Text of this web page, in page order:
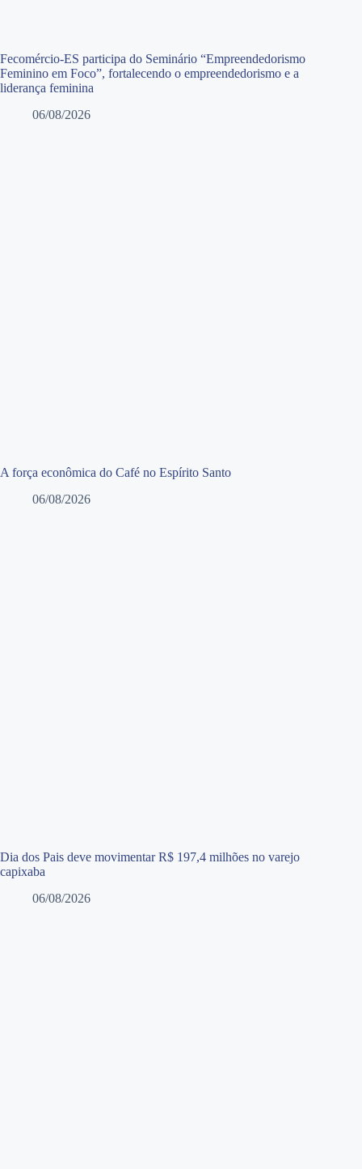
Fecomércio-ES participa do Seminário “Empreendedorismo
Feminino em Foco”, fortalecendo o empreendedorismo e a
liderança feminina
06/08/2026
A força econômica do Café no Espírito Santo
06/08/2026
Dia dos Pais deve movimentar R$ 197,4 milhões no varejo
capixaba
06/08/2026